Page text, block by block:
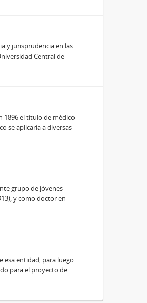
y jurisprudencia en las
Central de
1896 el título de médico
se aplicaría a diversas
grupo de jóvenes
y como doctor en
esa entidad, para luego
para el proyecto de